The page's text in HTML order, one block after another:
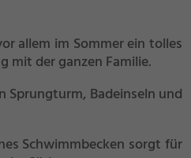
allem im Sommer ein tolles
mit der ganzen Familie.
Sprungturm, Badeinseln und
Schwimmbecken sorgt für